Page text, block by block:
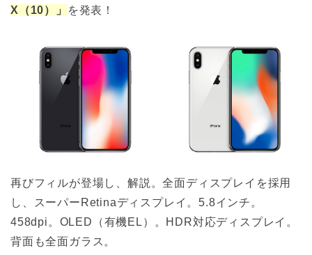
X（10）」
を発表！
再びフィルが登場し、解説。全面ディスプレイを採用
し、スーパーRetinaディスプレイ。5.8インチ。
458dpi。OLED（有機EL）。HDR対応ディスプレイ。
背面も全面ガラス。